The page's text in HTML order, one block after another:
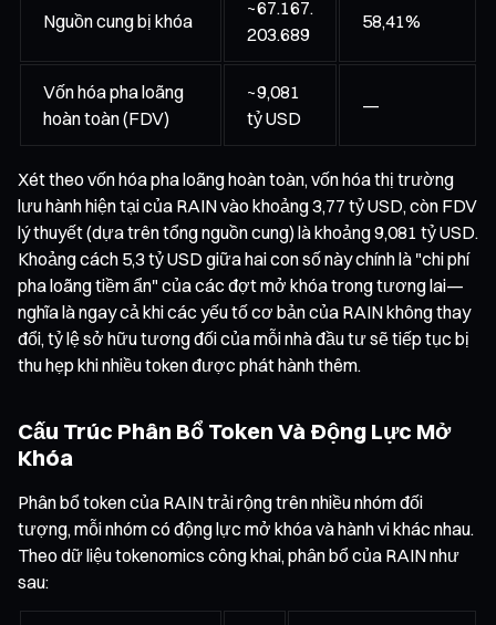
Nguồn cung bị khóa
~67.167.
203.689
58,41%
Vốn hóa pha loãng
hoàn toàn (FDV)
~9,081
tỷ USD
—
Xét theo vốn hóa pha loãng hoàn toàn, vốn hóa thị trường
lưu hành hiện tại của RAIN vào khoảng 3,77 tỷ USD, còn FDV
lý thuyết (dựa trên tổng nguồn cung) là khoảng 9,081 tỷ USD.
Khoảng cách 5,3 tỷ USD giữa hai con số này chính là "chi phí
pha loãng tiềm ẩn" của các đợt mở khóa trong tương lai—
nghĩa là ngay cả khi các yếu tố cơ bản của RAIN không thay
đổi, tỷ lệ sở hữu tương đối của mỗi nhà đầu tư sẽ tiếp tục bị
thu hẹp khi nhiều token được phát hành thêm.
Cấu Trúc Phân Bổ Token Và Động Lực Mở
Khóa
Phân bổ token của RAIN trải rộng trên nhiều nhóm đối
tượng, mỗi nhóm có động lực mở khóa và hành vi khác nhau.
Theo dữ liệu tokenomics công khai, phân bổ của RAIN như
sau: